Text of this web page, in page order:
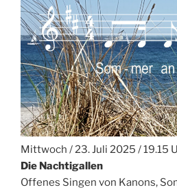
Mittwoch / 23. Juli 2025 / 19.15
Die Nachtigallen
Offenes Singen von Kanons,